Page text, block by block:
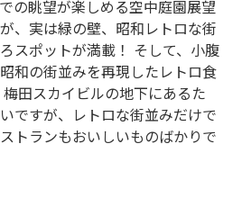
の眺望が楽しめる空中庭園展望
、実は緑の壁、昭和レトロな街
スポットが満載！ そして、小腹
和の街並みを再現したレトロ食
田スカイビルの地下にあるた
ですが、レトロな街並みだけで
トランもおいしいものばかりで